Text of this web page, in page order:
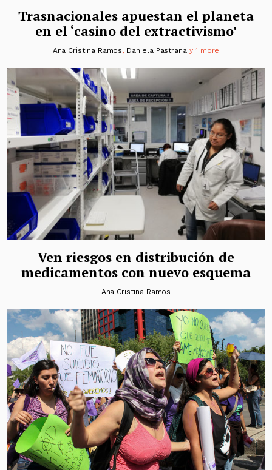
Trasnacionales apuestan el planeta
en el ‘casino del extractivismo’
Ana Cristina Ramos, Daniela Pastrana y 1 more
Ven riesgos en distribución de
medicamentos con nuevo esquema
Ana Cristina Ramos